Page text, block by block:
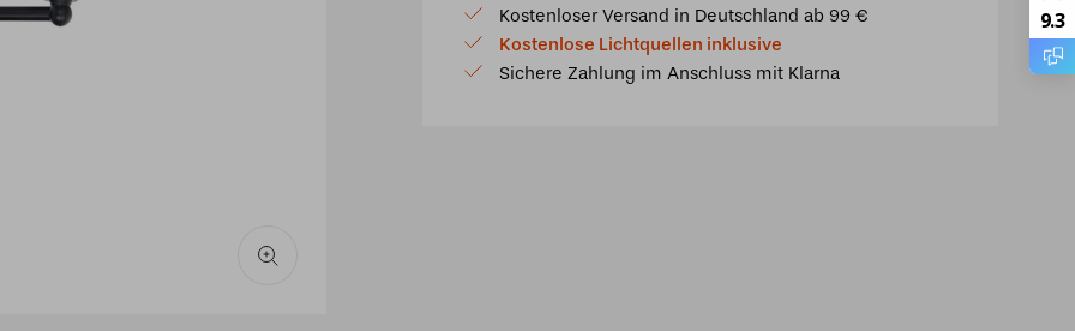
Lotus
Menge
Kostenloser Versand in Deutschland ab 99 €
Kostenlose Lichtquellen inklusive
Sichere Zahlung im Anschluss mit Klarna
9.3